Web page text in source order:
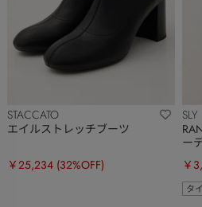
STACCATO
エイルストレッチブーツ
￥25,234 (32%OFF)
SLY
ー
￥
タ